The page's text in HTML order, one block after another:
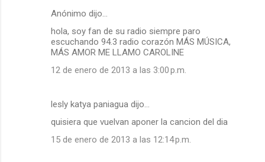
Anónimo dijo…
hola, soy fan de su radio siempre paro
escuchando 94.3 radio corazón MÁS MÚSICA,
MÁS AMOR ME LLAMO CAROLINE
12 de enero de 2013 a las 3:00 p.m.
lesly katya paniagua dijo…
quisiera que vuelvan aponer la cancion del dia
15 de enero de 2013 a las 12:14 p.m.